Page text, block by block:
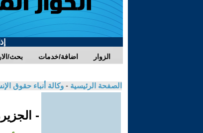
بحث/ اضافة/خدمات الزوار
الصفحة الرئيسية - وكالة أنباء حقوق
-